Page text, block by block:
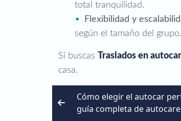
total tranquilidad.
Flexibilidad y
según el tamaño del grupo.
Si buscas Traslados en
casa.
Cómo elegir el autocar
guía completa de